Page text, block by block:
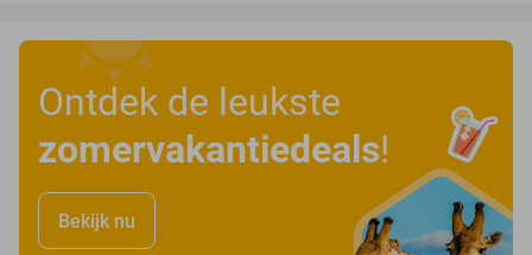
Ontdek de leukste
zomervakantiedeals!
Bekijk nu